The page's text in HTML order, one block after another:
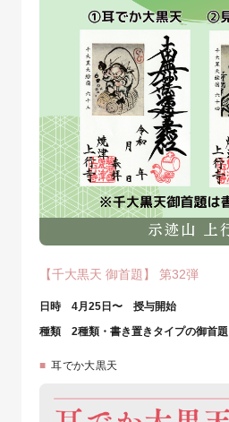
【千大黒天 御首題】 第32弾
日時 4月25日〜 授与開始⁡
種類 2種類・書き置きタイプの御首題
耳でか大黒天